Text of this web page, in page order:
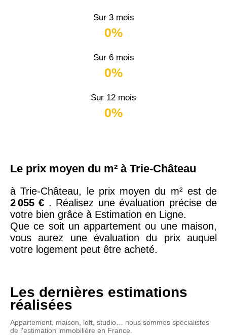
Sur 3 mois
0%
Sur 6 mois
0%
Sur 12 mois
0%
Le prix moyen du m² à Trie-Château
à Trie-Château, le prix moyen du m² est de
2 055 € . Réalisez une évaluation précise de
votre bien grâce à Estimation en Ligne.
Que ce soit un appartement ou une maison,
vous aurez une évaluation du prix auquel
votre logement peut être acheté.
Les dernières estimations
réalisées
Appartement, maison, loft, studio… nous sommes spécialistes
de l'estimation immobilière en France.